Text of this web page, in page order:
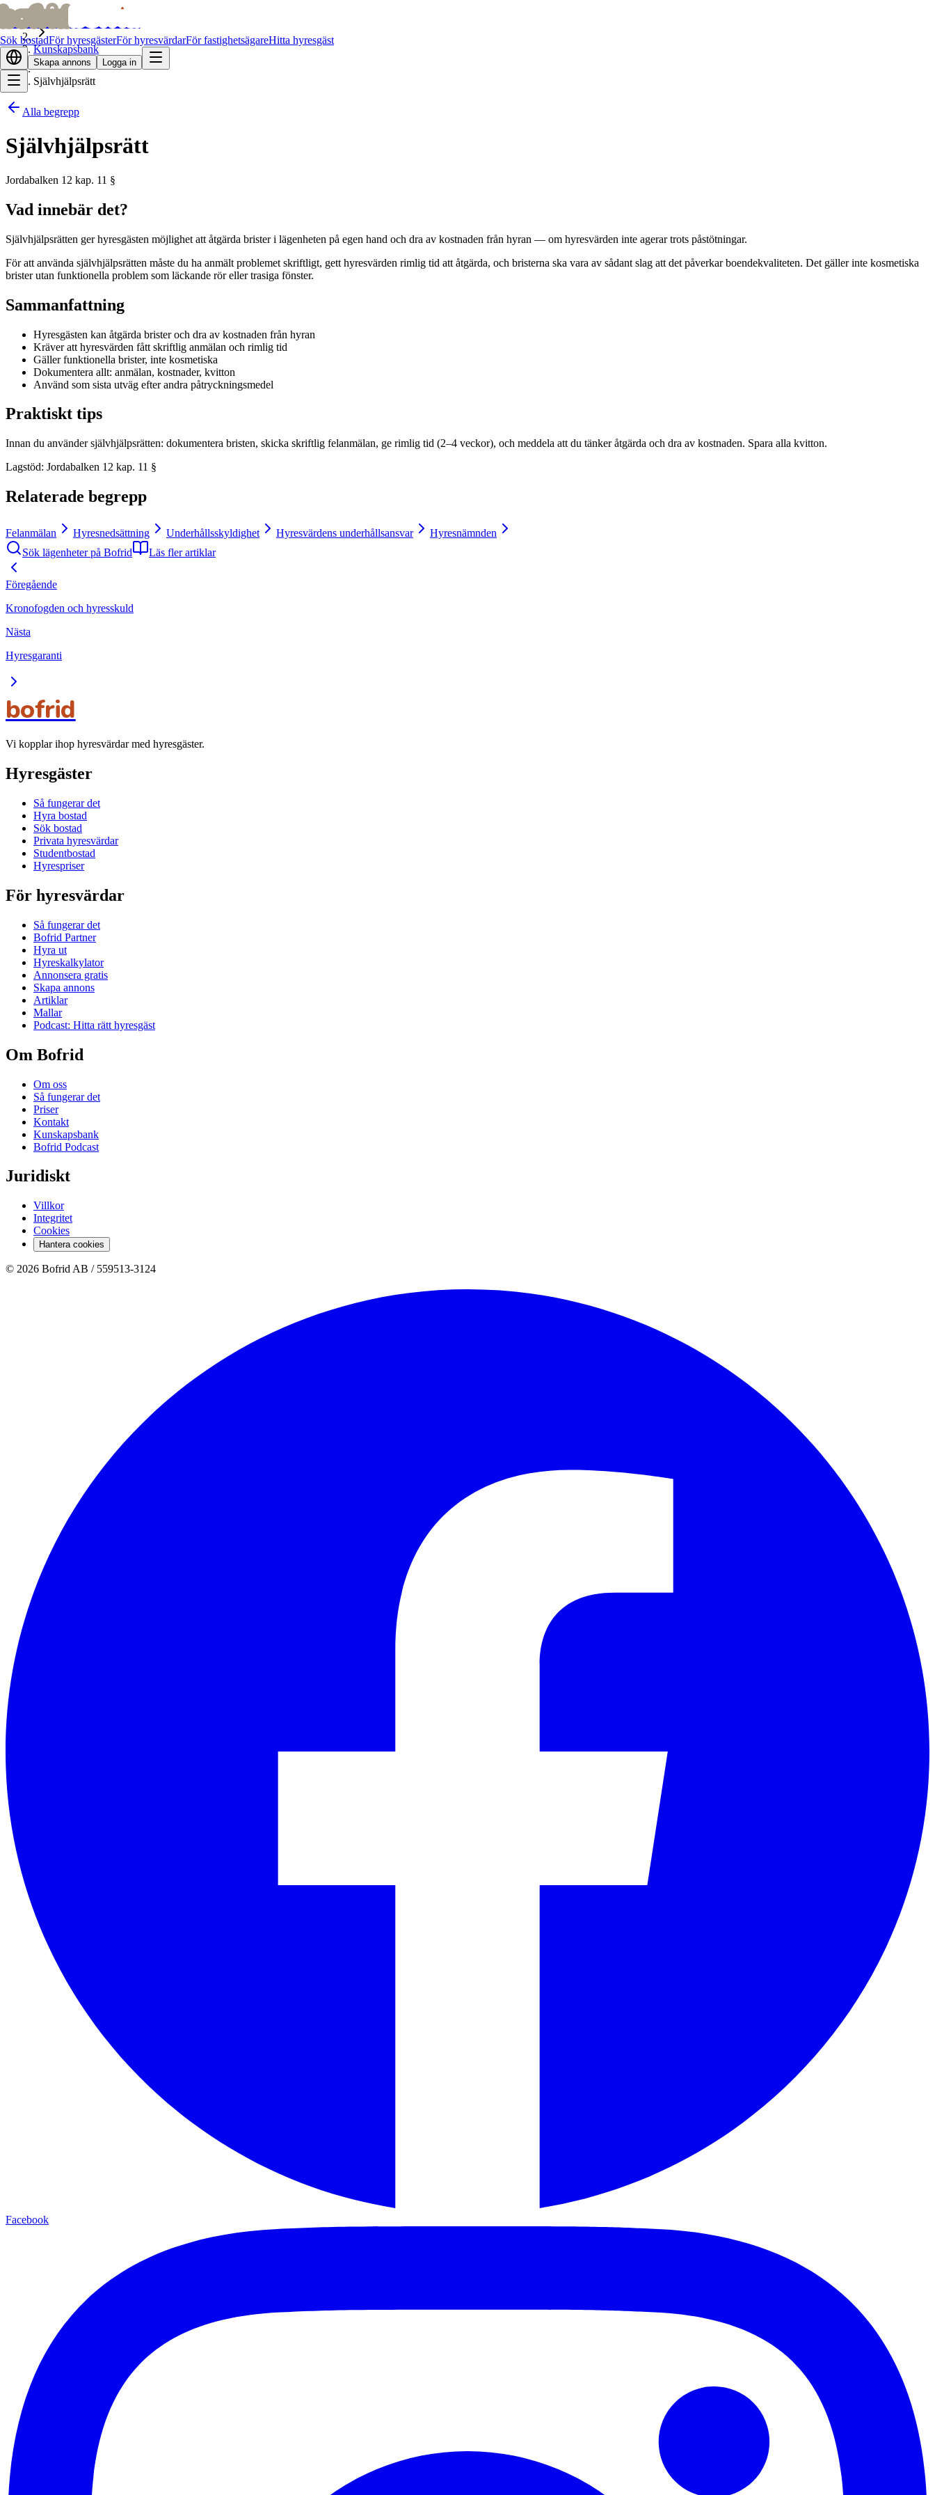
bofridbofrid
Sök bostadFör hyresgästerFör hyresvärdarFör fastighetsägareHitta hyresgäst
Skapa annons Logga in
Kunskapsbank
Självhjälpsrätt
Alla begrepp
Självhjälpsrätt
Jordabalken 12 kap. 11 §
Vad innebär det?
Självhjälpsrätten ger hyresgästen möjlighet att åtgärda brister i lägenheten på egen hand och dra av kostnaden från hyran — om hyresvärden inte agerar trots påstötningar.
För att använda självhjälpsrätten måste du ha anmält problemet skriftligt, gett hyresvärden rimlig tid att åtgärda, och bristerna ska vara av sådant slag att det påverkar boendekvaliteten. Det gäller inte kosmetiska
brister utan funktionella problem som läckande rör eller trasiga fönster.
Sammanfattning
Hyresgästen kan åtgärda brister och dra av kostnaden från hyran
Kräver att hyresvärden fått skriftlig anmälan och rimlig tid
Gäller funktionella brister, inte kosmetiska
Dokumentera allt: anmälan, kostnader, kvitton
Använd som sista utväg efter andra påtryckningsmedel
Praktiskt tips
Innan du använder självhjälpsrätten: dokumentera bristen, skicka skriftlig felanmälan, ge rimlig tid (2–4 veckor), och meddela att du tänker åtgärda och dra av kostnaden. Spara alla kvitton.
Lagstöd: Jordabalken 12 kap. 11 §
Relaterade begrepp
Felanmälan Hyresnedsättning Underhållsskyldighet Hyresvärdens underhållsansvar
Hyresnämnden
Sök lägenheter på Bofrid
Läs fler artiklar
Föregående
Kronofogden och hyresskuld
Nästa
Hyresgaranti
bofrid
Vi kopplar ihop hyresvärdar med hyresgäster.
Hyresgäster
Så fungerar det
Hyra bostad
Sök bostad
Privata hyresvärdar
Studentbostad
Hyrespriser
För hyresvärdar
Så fungerar det
Bofrid Partner
Hyra ut
Hyreskalkylator
Annonsera gratis
Skapa annons
Artiklar
Mallar
Podcast: Hitta rätt hyresgäst
Om Bofrid
Om oss
Så fungerar det
Priser
Kontakt
Kunskapsbank
Bofrid Podcast
Juridiskt
Villkor
Integritet
Cookies
Hantera cookies
© 2026 Bofrid AB / 559513-3124
Facebook